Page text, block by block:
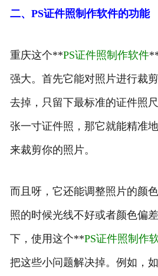
二、PS证件照制作软件的功能
重庆这个**PS证件照制作软件
强大。首先它能对照片进行裁
去掉，只留下最标准的证件照
张一寸证件照，那它就能精准
来裁剪你的照片。
而且呀，它还能调整照片的颜
照的时候光线不好或者颜色偏
下，使用这个**PS证件照制作
把这些小问题解决掉。例如，